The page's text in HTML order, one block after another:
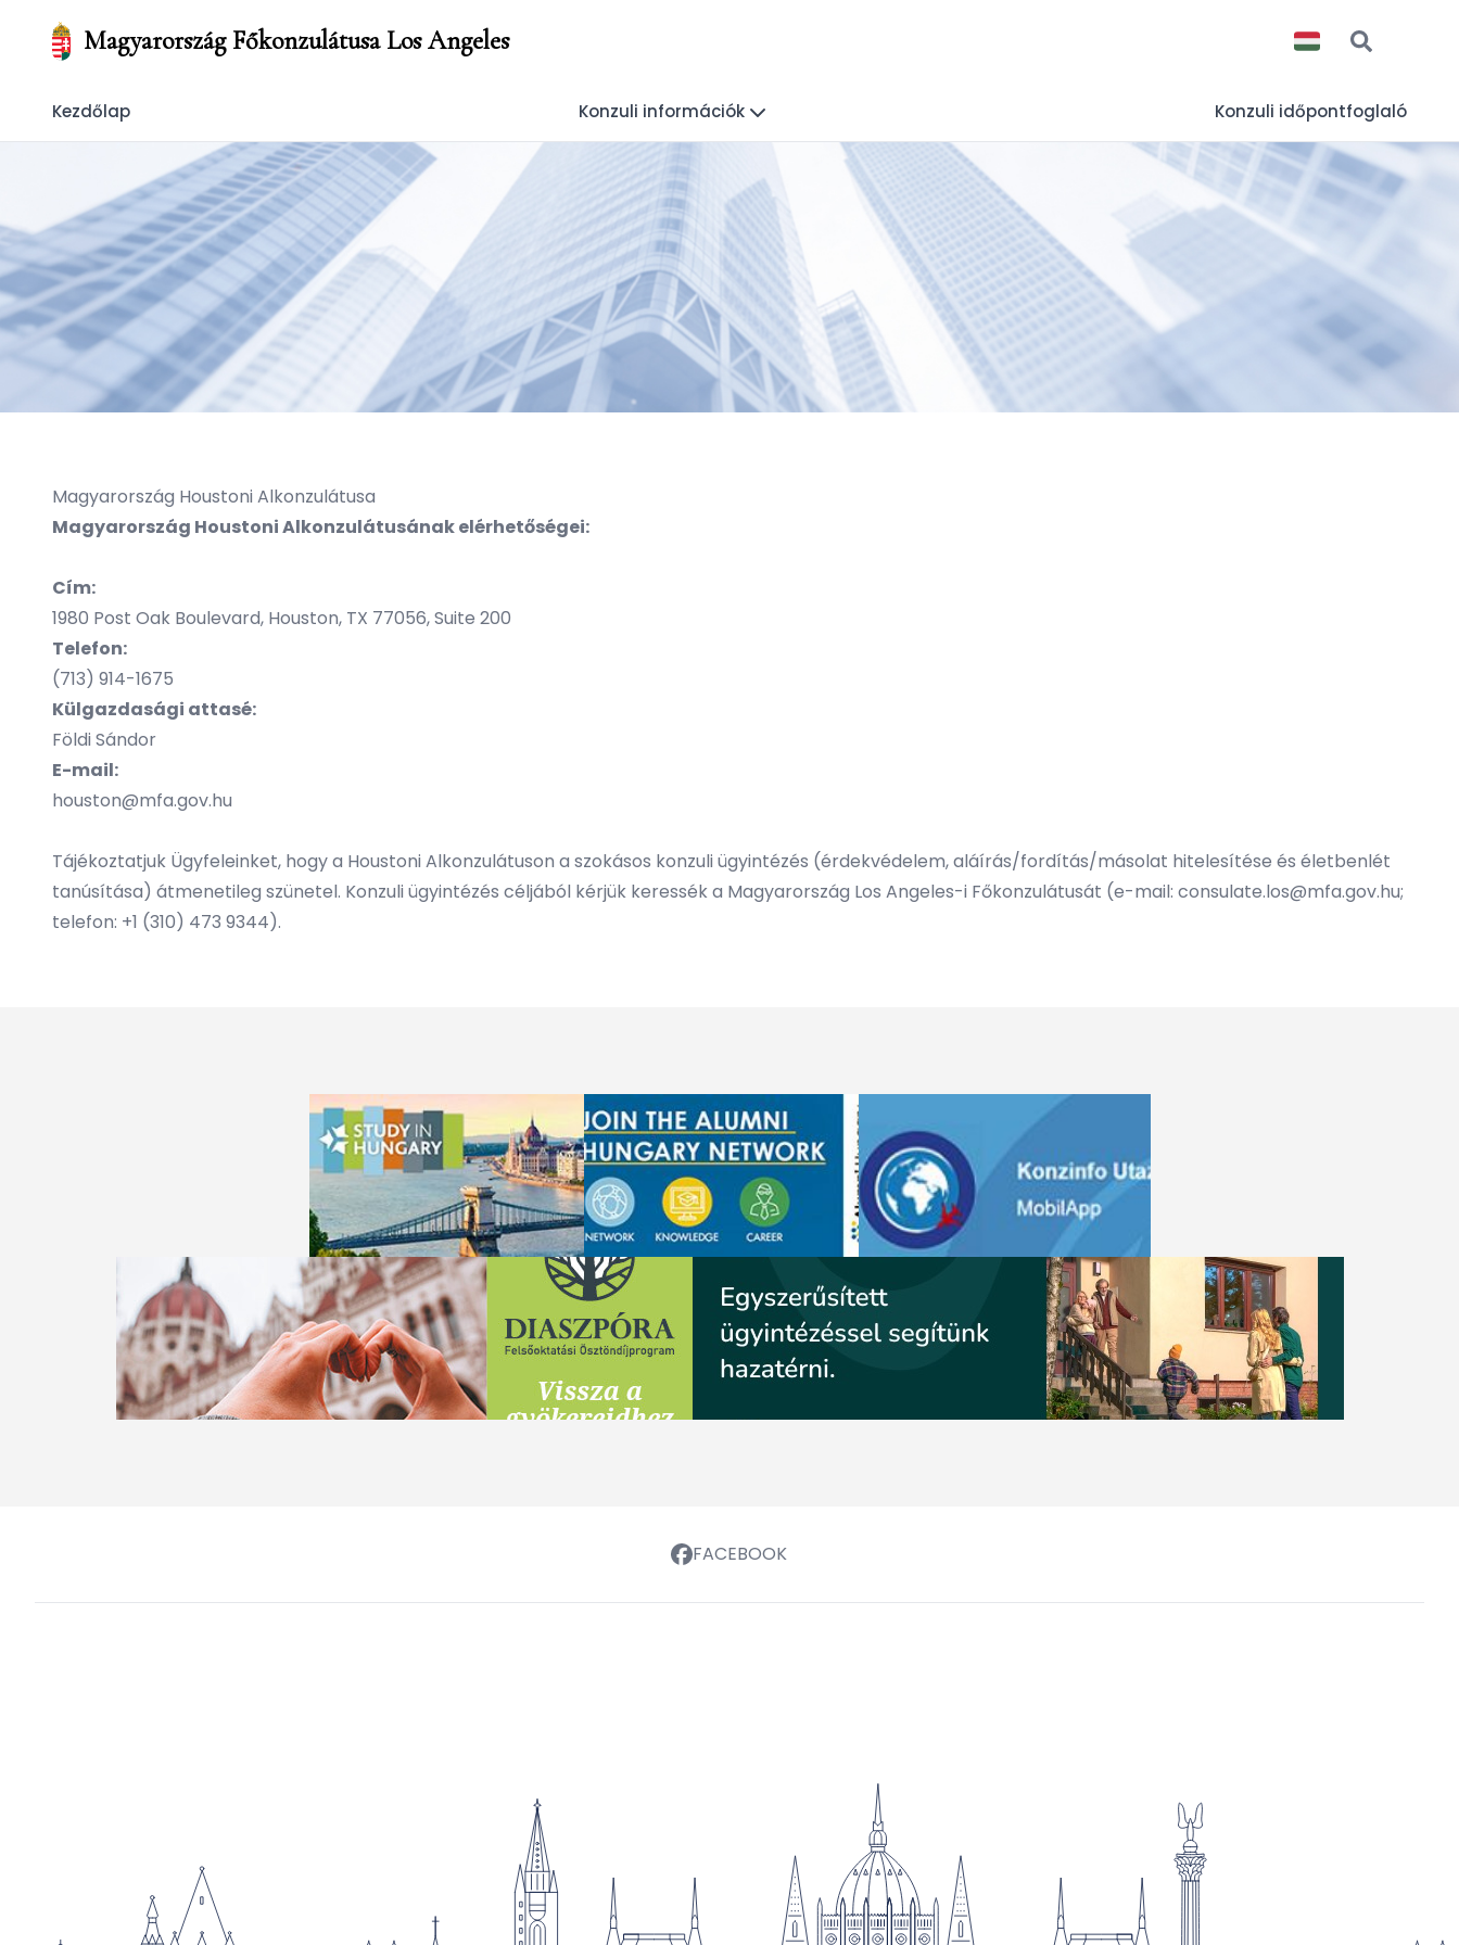
Magyarország Főkonzulátusa Los Angeles
Kezdőlap Konzuli információk Konzuli időpontfoglaló
Magyarország Houstoni Alkonzulátusa
Magyarország Houstoni Alkonzulátusának elérhetőségei:
Cím:
1980 Post Oak Boulevard, Houston, TX 77056, Suite 200
Telefon:
(713) 914-1675
Külgazdasági attasé:
Földi Sándor
E-mail:
houston@mfa.gov.hu
Tájékoztatjuk Ügyfeleinket, hogy a Houstoni Alkonzulátuson a szokásos konzuli ügyintézés (érdekvédelem, aláírás/fordítás/másolat hitelesítése és életbenlét
tanúsítása) átmenetileg szünetel. Konzuli ügyintézés céljából kérjük keressék a Magyarország Los Angeles-i Főkonzulátusát (e-mail: consulate.los@mfa.gov.hu;
telefon: +1 (310) 473 9344).
FACEBOOK